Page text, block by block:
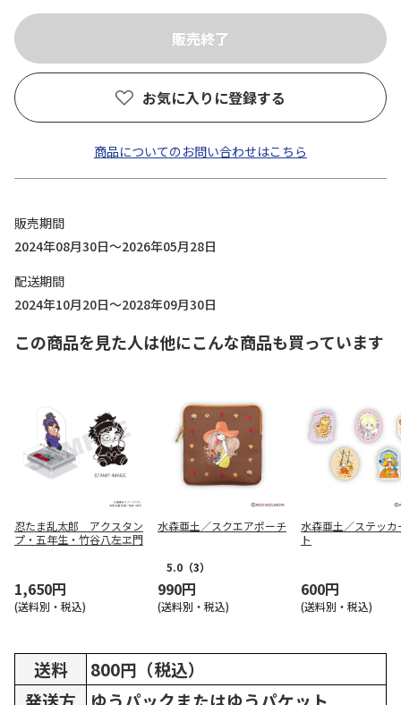
お気に入りに登録する
商品についてのお問い合わせはこちら
販売期間
2024年08月30日～2026年05月28日
配送期間
2024年10月20日～2028年09月30日
この商品を見た人は他にこんな商品も買っています
忍たま乱太郎 アクスタン
プ・五年生・竹谷八左ヱ門
1,650円
(送料別・税込)
水森亜土／スクエアポーチ
5.0 （3）
990円
(送料別・税込)
水森亜土／ステッカ
ト
600円
(送料別・税込)
送料
800円（税込）
発送方
ゆうパックまたはゆうパケット